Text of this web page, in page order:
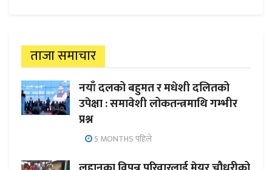
ताजा समाचार
नयाँ दलको बहुमत र मधेशी दलितको
उपेक्षा : समावेशी लोकतन्त्रमाथि गम्भीर
प्रश्न
5 MONTHS पहिले